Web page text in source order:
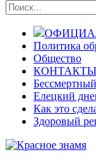
Политика
Общество
КОНТАКТЫ
Елецкий
Как это
Здоровый